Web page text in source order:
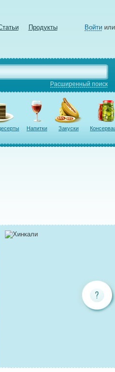
Продукты Войтиили
Расширенный поиск
Напитки Закуски